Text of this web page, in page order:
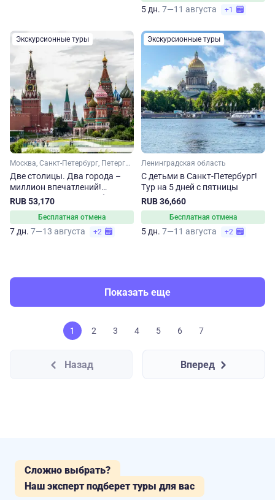
5 дн. 7—11 августа +1
Экскурсионные туры
Москва, Санкт-Петербург, Петергоф
Две столицы. Два города –
миллион впечатлений!
Москва и Санкт-Петербург
RUB 53,170
Бесплатная отмена
7 дн. 7—13 августа +2
Экскурсионные туры
Ленинградская область
С детьми в Санкт-Петербург!
Тур на 5 дней с пятницы
RUB 36,660
Бесплатная отмена
5 дн. 7—11 августа +2
Показать еще
1 2 3 4 5 6 7
Назад Вперед
Сложно выбрать?
Наш эксперт подберет туры для вас